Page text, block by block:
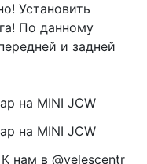
Установить
По данному
и задней
на MINI JCW
на MINI JCW
нам в @velescentr